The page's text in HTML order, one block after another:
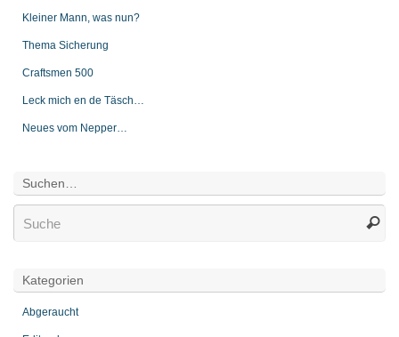
Kleiner Mann, was nun?
Thema Sicherung
Craftsmen 500
Leck mich en de Täsch…
Neues vom Nepper…
Suchen…
Kategorien
Abgeraucht